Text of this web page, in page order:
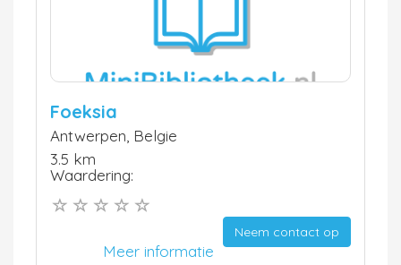
Foeksia
Antwerpen, Belgie
3.5 km
Waardering:
Neem contact op
Meer informatie